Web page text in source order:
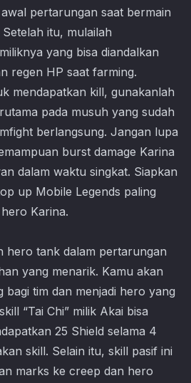
pertarungan saat bermain
itu, mulailah
yang bisa diandalkan
regen HP saat farming.
mendapatkan kill, gunakanlah
pada musuh yang sudah
berlangsung. Jangan lupa
burst damage Karina
dalam waktu singkat. Siapkan
up Mobile Legends paling
Karina.
hero tank dalam pertarungan
yang menarik. Kamu akan
bagi tim dan menjadi hero yang
“Tai Chi” milik Akai bisa
25 Shield selama 4
skill. Selain itu, skill pasif ini
marks ke creep dan hero